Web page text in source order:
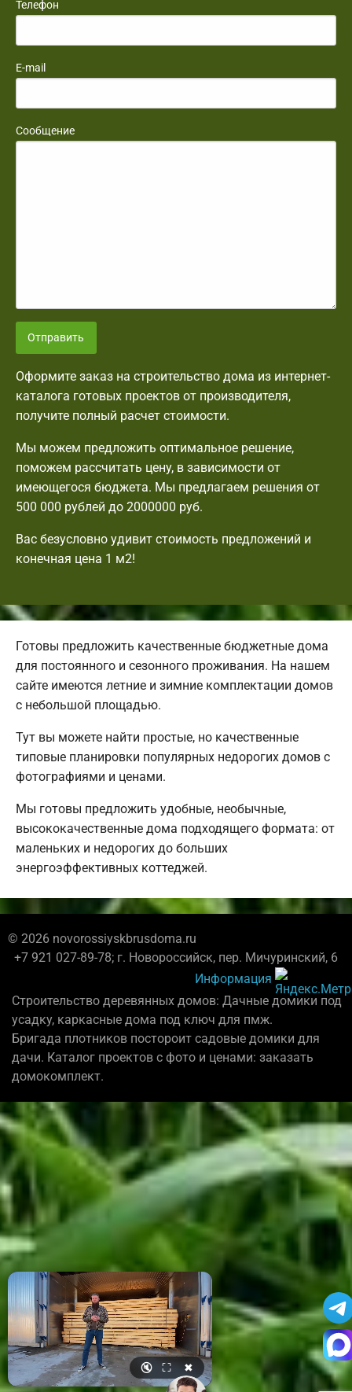
Телефон
E-mail
Сообщение
Отправить
Оформите заказ на строительство дома из интернет-
каталога готовых проектов от производителя,
получите полный расчет стоимости.
Мы можем предложить оптимальное решение,
поможем рассчитать цену, в зависимости от
имеющегося бюджета. Мы предлагаем решения от
500 000 рублей до 2000000 руб.
Вас безусловно удивит стоимость предложений и
конечная цена 1 м2!
Готовы предложить качественные бюджетные дома
для постоянного и сезонного проживания. На нашем
сайте имеются летние и зимние комплектации домов
с небольшой площадью.
Тут вы можете найти простые, но качественные
типовые планировки популярных недорогих домов с
фотографиями и ценами.
Мы готовы предложить удобные, необычные,
высококачественные дома подходящего формата: от
маленьких и недорогих до больших
энергоэффективных коттеджей.
© 2026 novorossiyskbrusdoma.ru
+7 921 027-89-78; г. Новороссийск, пер. Мичуринский, 6
Информация
Строительство деревянных домов: Дачные домики под
усадку, каркасные дома под ключ для пмж.
Бригада плотников постороит садовые домики для
дачи. Каталог проектов с фото и ценами: заказать
домокомплект.
🔇 ⛶ ✖